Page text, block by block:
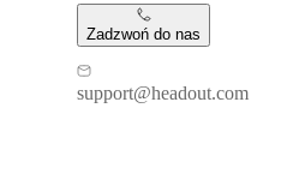
Zadzwoń do nas
support@headout.com